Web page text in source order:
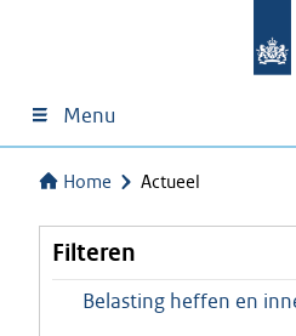
Menu
Home Actueel
Filteren
Belasting heffen en